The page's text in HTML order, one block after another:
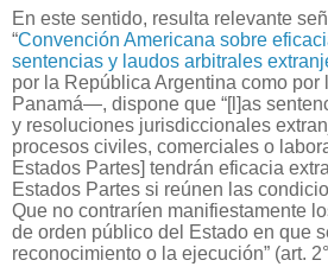
En este sentido, resulta relevante
“Convención Americana sobre
sentencias y laudos arbitrales
por la República Argentina como por
Panamá—, dispone que “[l]as
y resoluciones jurisdiccionales
procesos civiles, comerciales o
Estados Partes] tendrán eficacia
Estados Partes si reúnen las
Que no contraríen manifiestamente
de orden público del Estado en que
reconocimiento o la ejecución” (art.